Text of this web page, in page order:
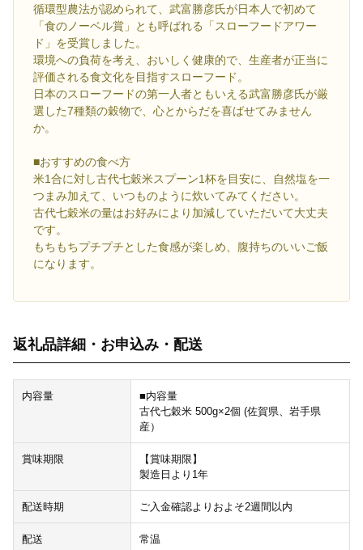
循環型農法が認められて、武富勝彦氏が日本人で初めて
「食のノーベル賞」とも呼ばれる「スローフードアワー
ド」を受賞しました。
環境への負荷を考え、おいしく健康的で、生産者が正当に
評価される食文化を目指すスローフード。
日本のスローフードの第一人者ともいえる武富勝彦氏が厳
選した7種類の穀物で、心とからだを喜ばせてみません
か。
■おすすめの食べ方
米1合に対し古代七穀米スプーン1杯を目安に、自然塩を一
つまみ加えて、いつものように炊いてみてください。
古代七穀米の量はお好みにより加減していただいて大丈夫
です。
もちもちプチプチとした食感が楽しめ、腹持ちのいいご飯
になります。
返礼品詳細・お申込み・配送
内容量
■内容量
古代七穀米 500g×2個 (佐賀県、岩手県
産）
賞味期限
【賞味期限】
製造日より1年
配送時期 ご入金確認よりおよそ2週間以内
配送 常温